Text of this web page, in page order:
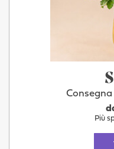
Consegna
Più